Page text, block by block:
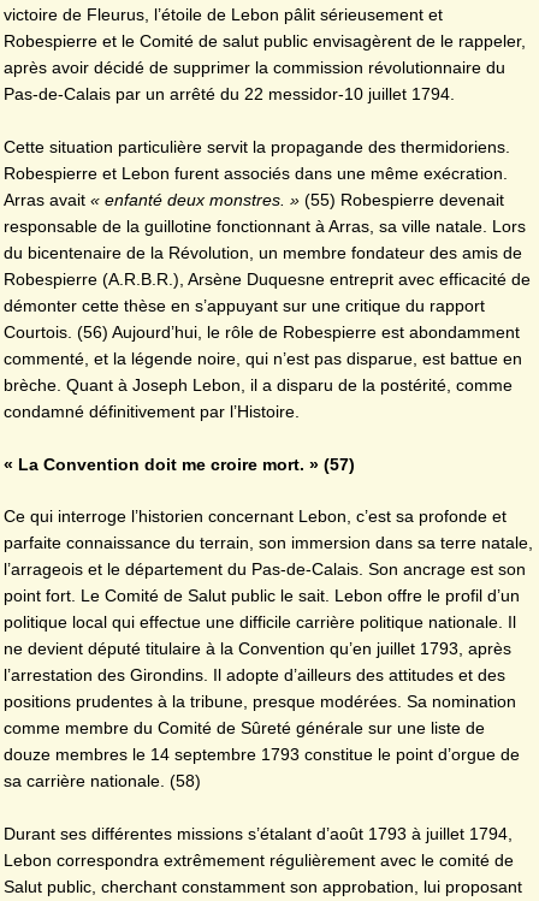
victoire de Fleurus, l’étoile de Lebon pâlit sérieusement et
Robespierre et le Comité de salut public envisagèrent de le rappeler,
après avoir décidé de supprimer la commission révolutionnaire du
Pas-de-Calais par un arrêté du 22 messidor-10 juillet 1794.
Cette situation particulière servit la propagande des thermidoriens.
Robespierre et Lebon furent associés dans une même exécration.
Arras avait « enfanté deux monstres. » (55) Robespierre devenait
responsable de la guillotine fonctionnant à Arras, sa ville natale. Lors
du bicentenaire de la Révolution, un membre fondateur des amis de
Robespierre (A.R.B.R.), Arsène Duquesne entreprit avec efficacité de
démonter cette thèse en s’appuyant sur une critique du rapport
Courtois. (56) Aujourd’hui, le rôle de Robespierre est abondamment
commenté, et la légende noire, qui n’est pas disparue, est battue en
brèche. Quant à Joseph Lebon, il a disparu de la postérité, comme
condamné définitivement par l’Histoire.
« La Convention doit me croire mort. » (57)
Ce qui interroge l’historien concernant Lebon, c’est sa profonde et
parfaite connaissance du terrain, son immersion dans sa terre natale,
l’arrageois et le département du Pas-de-Calais. Son ancrage est son
point fort. Le Comité de Salut public le sait. Lebon offre le profil d’un
politique local qui effectue une difficile carrière politique nationale. Il
ne devient député titulaire à la Convention qu’en juillet 1793, après
l’arrestation des Girondins. Il adopte d’ailleurs des attitudes et des
positions prudentes à la tribune, presque modérées. Sa nomination
comme membre du Comité de Sûreté générale sur une liste de
douze membres le 14 septembre 1793 constitue le point d’orgue de
sa carrière nationale. (58)
Durant ses différentes missions s’étalant d’août 1793 à juillet 1794,
Lebon correspondra extrêmement régulièrement avec le comité de
Salut public, cherchant constamment son approbation, lui proposant